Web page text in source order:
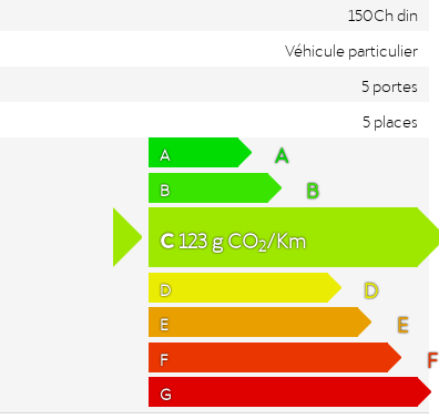
150Ch din
Véhicule particulier
5 portes
5 places
A A
B B
C123gCO2/Km
D D
E E
F F
G